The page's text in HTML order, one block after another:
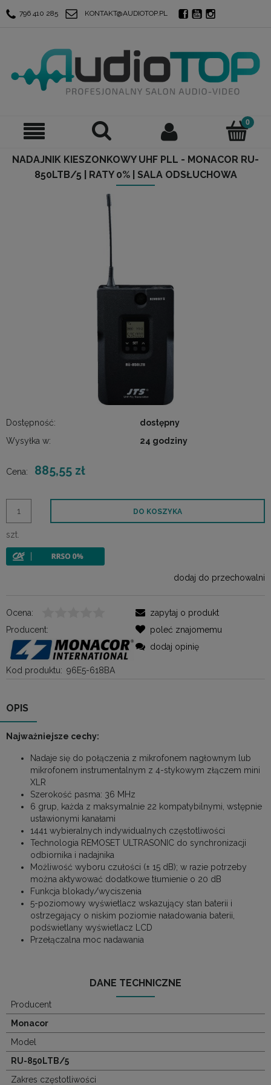
796 410 285 KONTAKT@AUDIOTOP.PL
NADAJNIK KIESZONKOWY UHF PLL - MONACOR RU-
850LTB/5 | RATY 0% | SALA ODSŁUCHOWA
Dostępność:
dostępny
Wysyłka w:
24 godziny
Cena: 885,55 zł
szt.
DO KOSZYKA
dodaj do przechowalni
Ocena:
Producent:
Kod produktu: 96E5-618BA
zapytaj o produkt
poleć znajomemu
dodaj opinię
OPIS
Najważniejsze cechy:
Nadaje się do połączenia z mikrofonem nagłownym lub
mikrofonem instrumentalnym z 4-stykowym złączem mini
XLR
Szerokość pasma: 36 MHz
6 grup, każda z maksymalnie 22 kompatybilnymi, wstępnie
ustawionymi kanałami
1441 wybieralnych indywidualnych częstotliwości
Technologia REMOSET ULTRASONIC do synchronizacji
odbiornika i nadajnika
Możliwość wyboru czułości (± 15 dB); w razie potrzeby
można aktywować dodatkowe tłumienie o 20 dB
Funkcja blokady/wyciszenia
5-poziomowy wyświetlacz wskazujący stan baterii i
ostrzegający o niskim poziomie naładowania baterii,
podświetlany wyświetlacz LCD
Przełączalna moc nadawania
DANE TECHNICZNE
Producent
Monacor
Model
RU-850LTB/5
Zakres częstotliwości